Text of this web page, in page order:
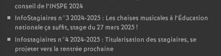
conseil de l’INSPE 2024
InfoStagiaires n°3 2024-2025 : Les chaises musicales à l’Éducation
nationale ça suffit, stage du 27 mars 2025!
Infostagiaires n°4 2024-2025 : Titularisation des stagiaires, se
projeter vers la rentrée prochaine